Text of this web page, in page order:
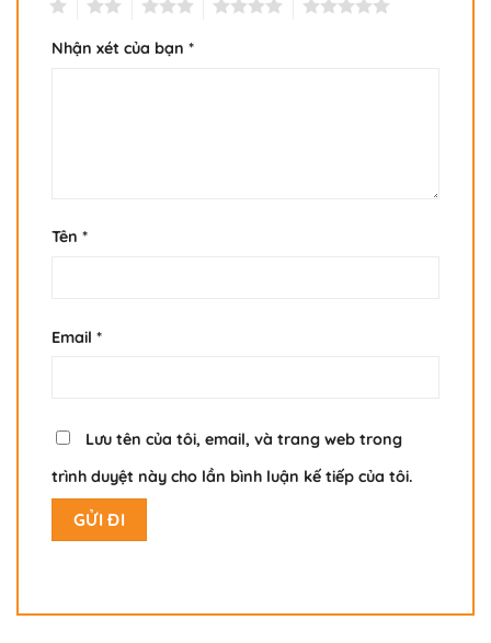
Nhận xét của bạn *
Tên *
Email *
Lưu tên của tôi, email, và trang web trong
trình duyệt này cho lần bình luận kế tiếp của tôi.